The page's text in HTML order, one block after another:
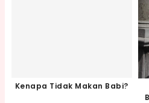
Kenapa Tidak Makan Babi?